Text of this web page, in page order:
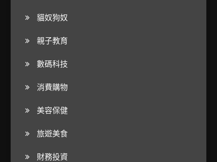
貓奴狗奴
親子教育
數碼科技
消費購物
美容保健
旅遊美食
財務投資